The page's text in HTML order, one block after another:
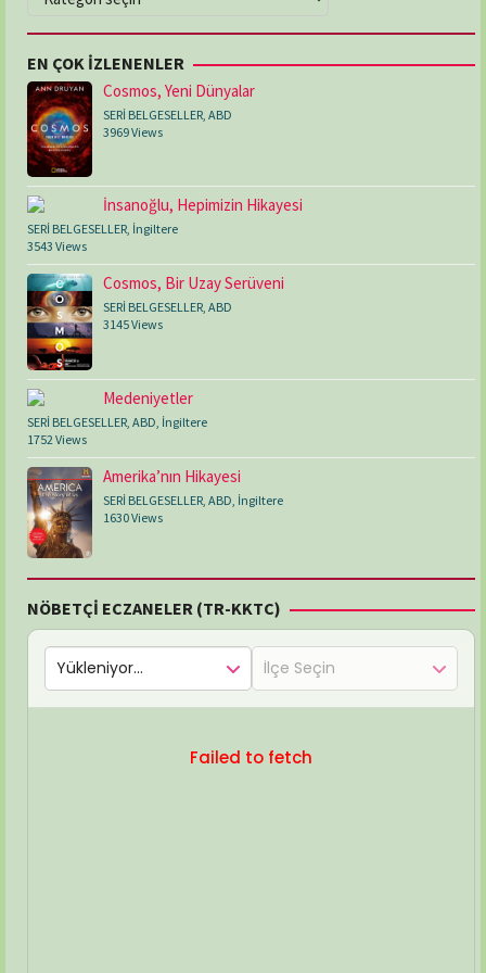
EN ÇOK İZLENENLER
Cosmos, Yeni Dünyalar
SERİ BELGESELLER ABD
3969 Views
İnsanoğlu, Hepimizin Hikayesi
SERİ BELGESELLER İngiltere
3543 Views
Cosmos, Bir Uzay Serüveni
SERİ BELGESELLER ABD
3145 Views
Medeniyetler
SERİ BELGESELLER ABD İngiltere
1752 Views
Amerika’nın Hikayesi
SERİ BELGESELLER ABD İngiltere
1630 Views
NÖBETÇİ ECZANELER (TR-KKTC)
Failed to fetch